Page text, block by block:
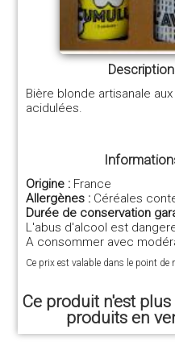
Bière blonde artisanale
acidulées.
Origine : France
Allergènes : Céréales
Durée de conservation
L'abus d'alcool est
A consommer avec
Ce prix est valable dans le point de
Ce produit n'est
produits en